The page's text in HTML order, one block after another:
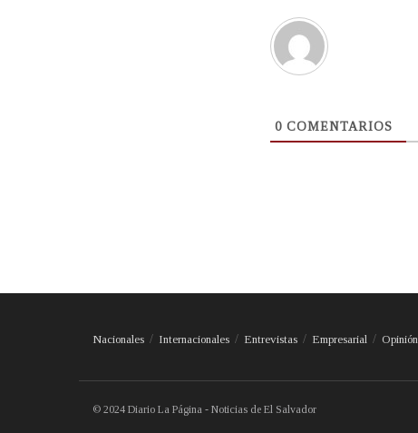
0 COMENTARIOS
Nacionales Internacionales Entrevistas Empresarial Opinión
© 2024 Diario La Página - Noticias de El Salvador